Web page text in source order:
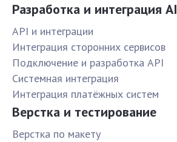
Разработка и интеграция AI
API и интеграции
Интеграция сторонних сервисов
Подключение и разработка API
Системная интеграция
Интеграция платёжных систем
Верстка и тестирование
Верстка по макету